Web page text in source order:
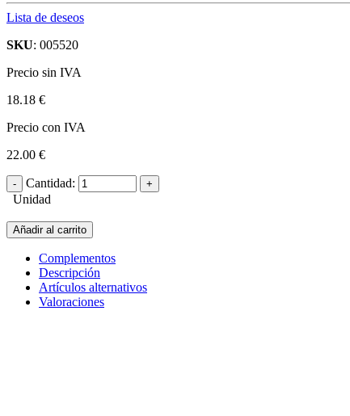
Lista de deseos
SKU: 005520
Precio sin IVA
18.18 €
Precio con IVA
22.00 €
Cantidad:
Unidad
Añadir al carrito
Complementos
Descripción
Artículos alternativos
Valoraciones